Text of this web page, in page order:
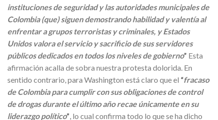
instituciones de seguridad y las autoridades municipales de
Colombia (que) siguen demostrando habilidad y valentía al
enfrentar a grupos terroristas y criminales, y Estados
Unidos valora el servicio y sacrificio de sus servidores
públicos dedicados en todos los niveles de gobierno” Esta
afirmación acalla de sobra nuestra protesta dolorida. En
sentido contrario, para Washington está claro que el “fracaso
de Colombia para cumplir con sus obligaciones de control
de drogas durante el último año recae únicamente en su
liderazgo político” , lo cual confirma todo lo que se ha dicho